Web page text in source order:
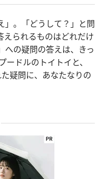
」。「どうして？」と問
えられるものはどれだけ
への疑問の答えは、きっ
ドルのトイトイと、
疑問に、あなたなりの